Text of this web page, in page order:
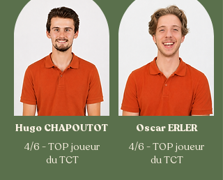
Hugo CHAPOUTOT
4/6 - TOP joueur
du TCT
Oscar ERLER
4/6 - TOP joueur
du TCT